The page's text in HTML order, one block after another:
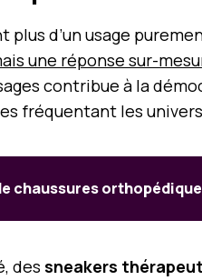
d’un usage
une réponse sur-
contribue à la
fréquentant les
chaussures
des sneakers